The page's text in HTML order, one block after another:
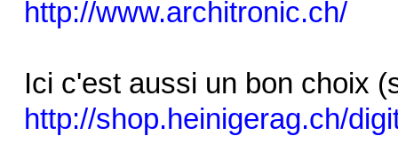
http://www.architronic.ch/
Ici c'est aussi un bon choix
http://shop.heinigerag.ch/